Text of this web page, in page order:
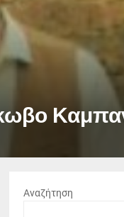
Αναζήτηση